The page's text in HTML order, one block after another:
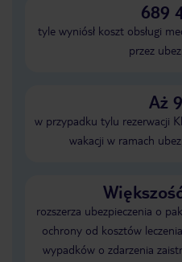
689
tyle wyniósł koszt obsługi
przez
Aż
w przypadku tylu rezerwacji
wakacji w ramach
rozszerza ubezpieczenia o
ochrony od kosztów
wypadków o zdarzenia